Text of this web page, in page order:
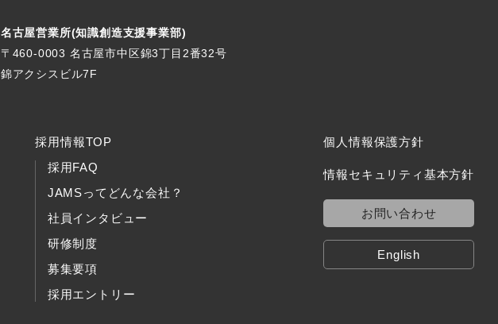
名古屋営業所(知識創造支援事業部)
〒460-0003 名古屋市中区錦3丁目2番32号
錦アクシスビル7F
採用情報TOP
採用FAQ
JAMSってどんな会社？
社員インタビュー
研修制度
募集要項
採用エントリー
個人情報保護方針
情報セキュリティ基本方針
お問い合わせ
English